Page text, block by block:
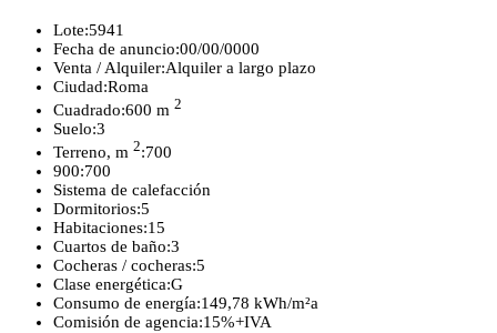
Lote:5941
Fecha de anuncio:00/00/0000
Venta / Alquiler:Alquiler a largo plazo
Ciudad:Roma
Cuadrado:600 m 2
Suelo:3
Terreno, m 2:700
900:700
Sistema de calefacción
Dormitorios:5
Habitaciones:15
Cuartos de baño:3
Cocheras / cocheras:5
Clase energética:G
Consumo de energía:149,78 kWh/m²a
Comisión de agencia:15%+IVA